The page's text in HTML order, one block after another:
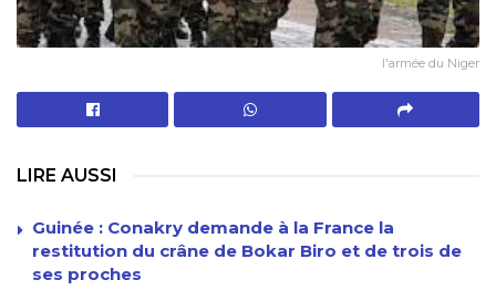
l'armée du Niger
LIRE AUSSI
Guinée : Conakry demande à la France la
restitution du crâne de Bokar Biro et de trois de
ses proches